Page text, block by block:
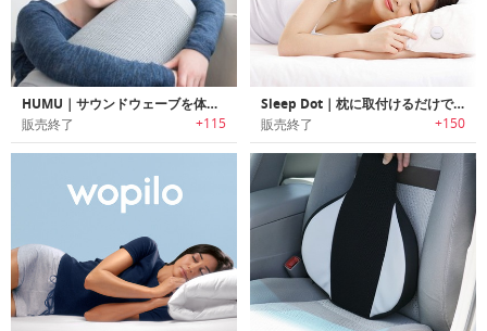
HUMU｜サウンドウェーブを体感可能なパーソナルスマートクッション「フーム」
販売終了 +115
Sleep Dot｜枕に取付けるだけで睡眠の質を解析できるノンウェアラブルスリープモニター「スリープドット」
販売終了 +150